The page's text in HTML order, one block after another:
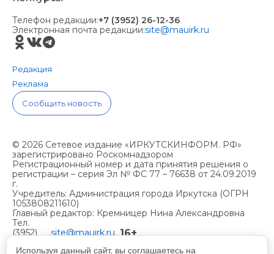
Телефон редакции:+7 (3952) 26-12-36
Электронная почта редакции:site@mauirk.ru
Редакция
Реклама
Сообщить новость
© 2026 Сетевое издание «ИРКУТСКИНФОРМ. РФ»
зарегистрировано Роскомнадзором
Регистрационный номер и дата принятия решения о
регистрации – серия Эл № ФС 77 – 76638 от 24.09.2019
г.
Учредитель: Администрация города Иркутска (ОГРН
1053808211610)
Главный редактор: Кремницер Нина Александровна
Тел.
(3952)
site@mauirk.ru 16+
Используя данный сайт, вы соглашаетесь на